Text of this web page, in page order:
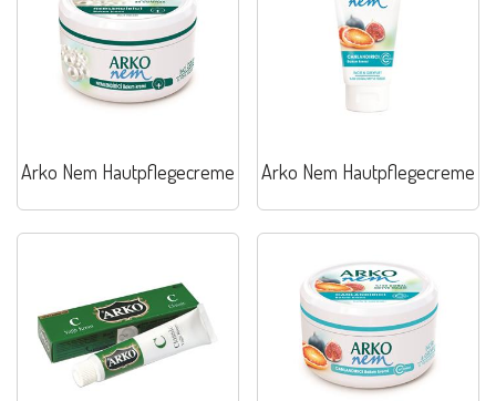
Arko Nem Hautpflegecreme Arko Nem Hautpflegecreme